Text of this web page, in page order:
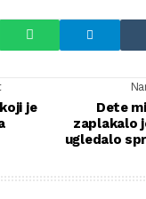
je
Dete
zaplakalo
ugledalo